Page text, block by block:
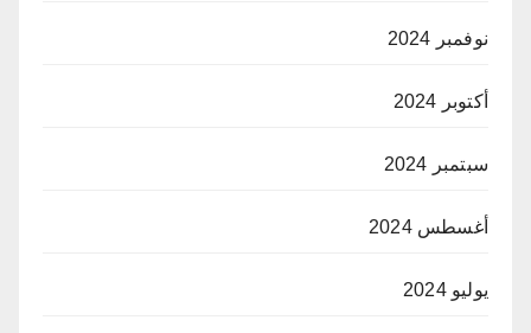
نوفمبر 2024
أكتوبر 2024
سبتمبر 2024
أغسطس 2024
يوليو 2024